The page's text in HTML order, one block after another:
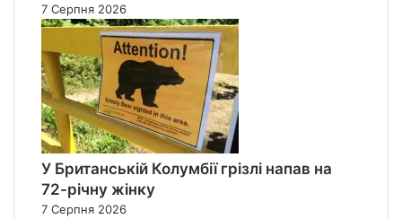
7 Серпня 2026
У Британській Колумбії грізлі напав на
72-річну жінку
7 Серпня 2026